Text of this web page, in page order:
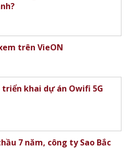
trên VieON
khai dự án Owifi 5G
7 năm, công ty Sao Bắc